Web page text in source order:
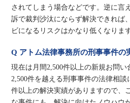
されてしまう場合などです。逆に言
訴で裁判沙汰にならず解決できれば
ビになるリスクはかなり低くなります
Q アトム法律事務所の刑事事件の
現在は月間2,500件以上の新規お問
2,500件を越える刑事事件の法律相
件以上の解決実績がありますので、